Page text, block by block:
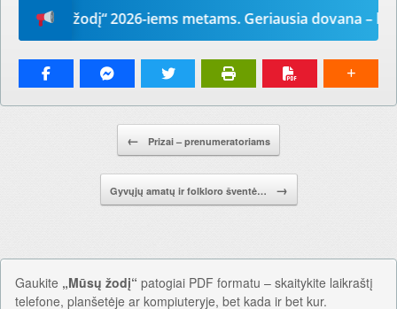
žodį“ 2026-iems metams. Geriausia dovana –
← Prizai – prenumeratoriams
Gyvųjų amatų ir folkloro šventė… →
Gaukite „Mūsų žodį“ patogiai PDF formatu – skaitykite laikraštį
telefone, planšetėje ar kompiuteryje, bet kada ir bet kur.